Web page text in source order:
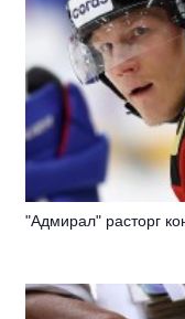
"Адмирал" расторг